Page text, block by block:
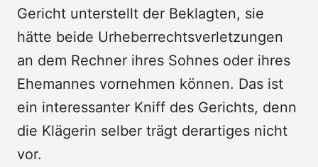
Gericht unterstellt der Beklagten, sie
hätte beide Urheberrechtsverletzungen
an dem Rechner ihres Sohnes oder ihres
Ehemannes vornehmen können. Das ist
ein interessanter Kniff des Gerichts, denn
die Klägerin selber trägt derartiges nicht
vor.